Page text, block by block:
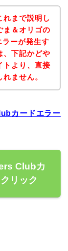
れまで説明し
ま＆オリゴの
ーが発生す
、下記かどや
トより、直接
ません。
カードエラー
Clubカ
リック